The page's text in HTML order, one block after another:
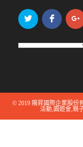
© 2019 陽昇國際企業股份
活動,園遊會,親